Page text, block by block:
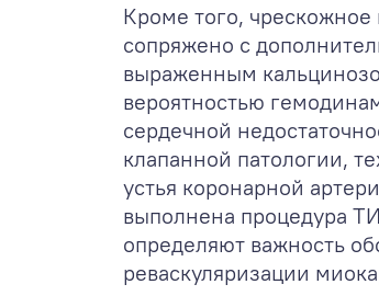
Кроме того,
сопряжено с
выраженным
вероятностью
сердечной
клапанной патологии,
устья коронарной
выполнена процедура
определяют важность
реваскуляризации